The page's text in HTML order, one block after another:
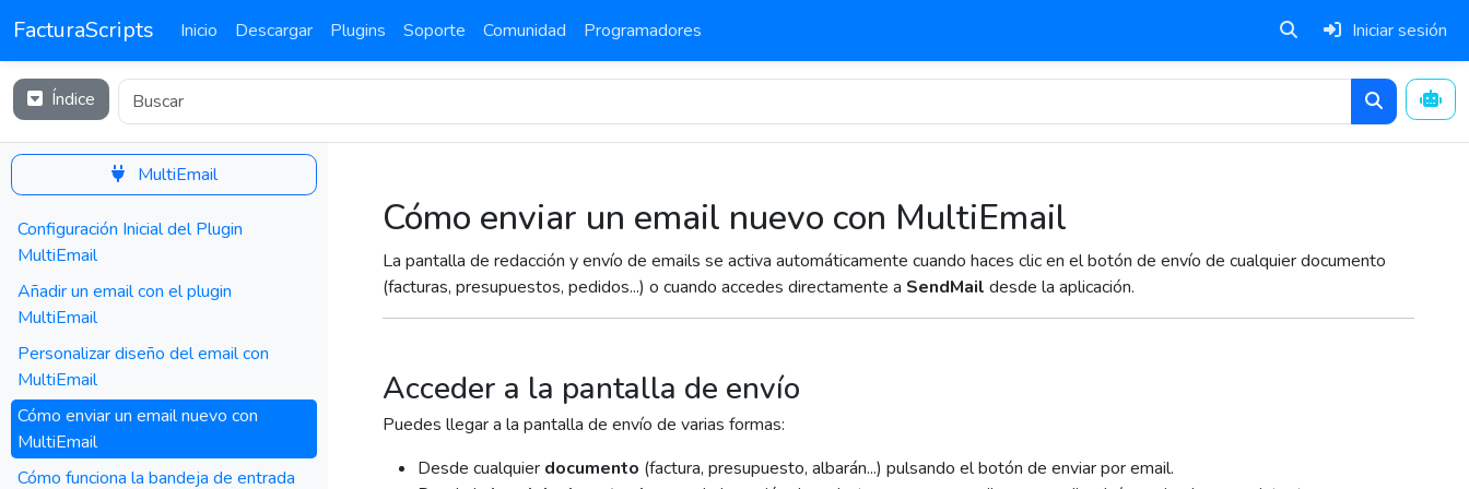
FacturaScripts Inicio Descargar Plugins Soporte Comunidad Programadores Iniciar sesión
Índice
MultiEmail
Configuración Inicial del Plugin
MultiEmail
Añadir un email con el plugin
MultiEmail
Personalizar diseño del email con
MultiEmail
Cómo enviar un email nuevo con
MultiEmail
Cómo funciona la bandeja de entrada
Cómo enviar un email nuevo con MultiEmail
La pantalla de redacción y envío de emails se activa automáticamente cuando haces clic en el botón de envío de cualquier documento
(facturas, presupuestos, pedidos...) o cuando accedes directamente a SendMail desde la aplicación.
Acceder a la pantalla de envío
Puedes llegar a la pantalla de envío de varias formas:
Desde cualquier documento (factura, presupuesto, albarán...) pulsando el botón de enviar por email.